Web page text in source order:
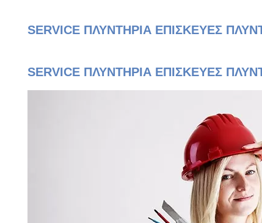
SERVICE ΠΛΥΝΤΗΡΙΑ ΕΠΙΣΚΕΥΕΣ
SERVICE ΠΛΥΝΤΗΡΙΑ ΕΠΙΣΚΕΥΕΣ